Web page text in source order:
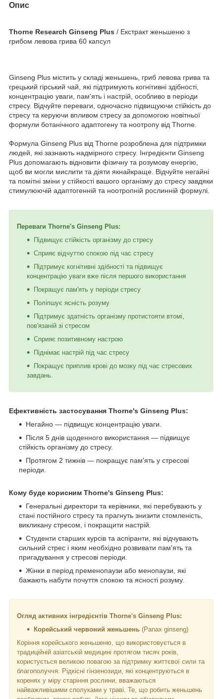
Опис
Thorne Research Ginseng Plus / Екстракт женьшеню з
грибом левова грива 60 капсул
Ginseng Plus містить у складі женьшень, гриб левова грива та
грецький гірський чай, які підтримують когнітивні здібності,
концентрацію уваги, пам'ять і настрій, особливо в періоди
стресу. Відчуйте переваги, одночасно підвищуючи стійкість до
стресу та керуючи впливом стресу за допомогою новітньої
формули ботанічного адаптогену та ноотропу від Thorne.
Формула Ginseng Plus від Thorne розроблена для підтримки
людей, які зазнають надмірного стресу. Інгредієнти Ginseng
Plus допомагають відновити фізичну та розумову енергію,
щоб ви могли мислити та діяти якнайкраще. Відчуйте негайні
та помітні зміни у стійкості вашого організму до стресу завдяки
стимулюючій адаптогенній та ноотропній рослинній формулі.
Переваги Thorne's Ginseng Plus:
Підвищує стійкість організму до стресу
Сприяє відчуттю спокою під час стресу
Підтримує когнітивні здібності та підвищує
концентрацію уваги вже після першого використання
Покращує пам'ять у періоди стресу
Поліпшує ясність розуму
Підтримує здатність організму протистояти втомі,
пов'язаній зі стресом
Сприяє позитивному настрою
Піднімає настрій під час стресу
Покращує приплив крові до мозку під час стресових
завдань.
Ефективність застосування Thorne's Ginseng Plus:
Негайно — підвищує концентрацію уваги.
Після 5 днів щоденного використання — підвищує
стійкість організму до стресу.
Протягом 2 тижнів — покращує пам'ять у стресові
періоди.
Кому буде корисним Thorne's Ginseng Plus:
Генеральні директори та керівники, які перебувають у
стані постійного стресу та прагнуть знизити стомленість,
викликану стресом, і покращити настрій.
Студенти старших курсів та аспіранти, які відчувають
сильний стрес і яким необхідно розвивати пам'ять та
пригадування у стресові періоди.
Жінки в період пременопаузи або менопаузи, які
бажають набути почуття спокою та ясності розуму.
Огляд активних інгредієнтів Thorne's Ginseng Plus:
Корейський червоний женьшень (Panax ginseng)
Коріння корейського женьшеню, що використовується в
традиційній азіатській медицині протягом тисяч років,
користується великою повагою за підтримку життєвої сили та
благополуччя. Рідкісні гінзенозиди, які концентруються в
коренях у міру старіння рослини, вважаються
найважливішими сполуками у траві. Те, що робить женьшень